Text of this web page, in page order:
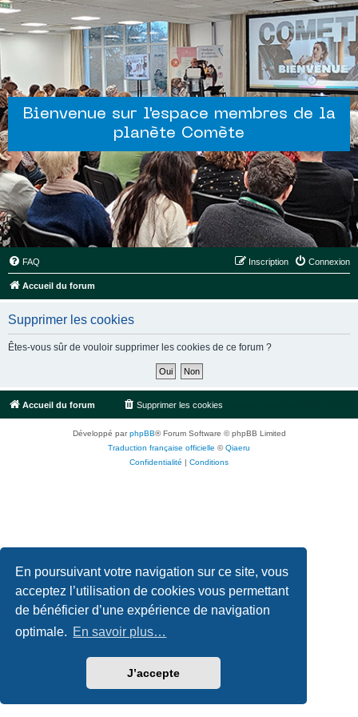
En poursuivant votre navigation sur ce site, vous
acceptez l’utilisation de cookies vous permettant
de bénéficier d’une expérience de navigation
optimale. En savoir plus…
J’accepte
Bienvenue sur l'espace membres de la
planète Comète
FAQ Connexion
Inscription
Accueil du forum
Supprimer les cookies
Êtes-vous sûr de vouloir supprimer les cookies de ce forum ?
Accueil du forum Supprimer les cookies
Développé parphpBB® Forum Software © phpBB Limited
Traduction française officielle ©Qiaeru
Confidentialité | Conditions